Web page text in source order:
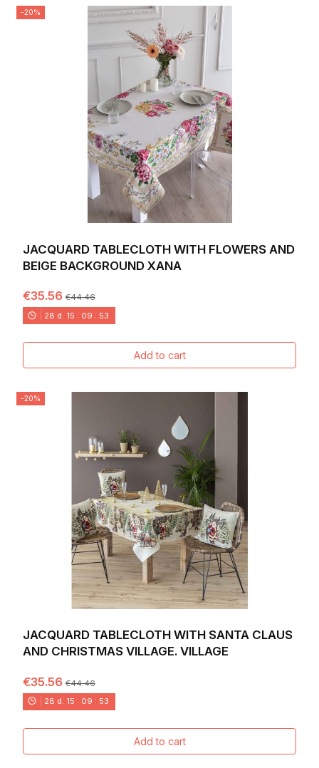
-20%
JACQUARD TABLECLOTH WITH FLOWERS AND
BEIGE BACKGROUND XANA
€35.56€44.46
28 d. 15 : 09 : 52
Add to cart
-20%
JACQUARD TABLECLOTH WITH SANTA CLAUS
AND CHRISTMAS VILLAGE. VILLAGE
€35.56€44.46
28 d. 15 : 09 : 52
Add to cart